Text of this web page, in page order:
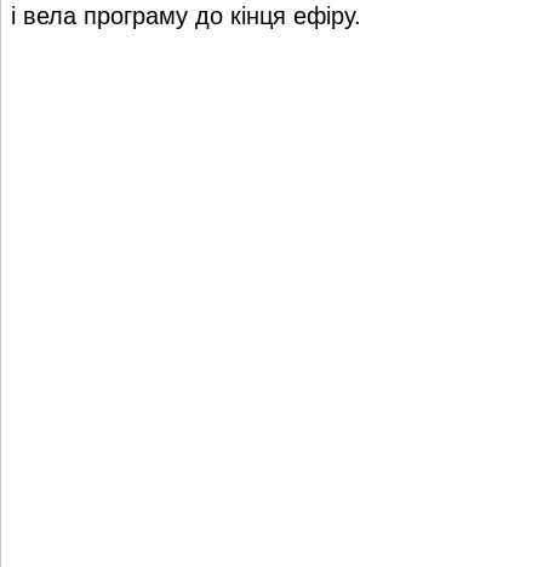
і вела програму до кінця ефіру.